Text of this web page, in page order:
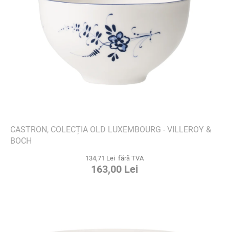
CASTRON, COLECȚIA OLD LUXEMBOURG - VILLEROY &
BOCH
134,71 Lei fără TVA
163,00 Lei